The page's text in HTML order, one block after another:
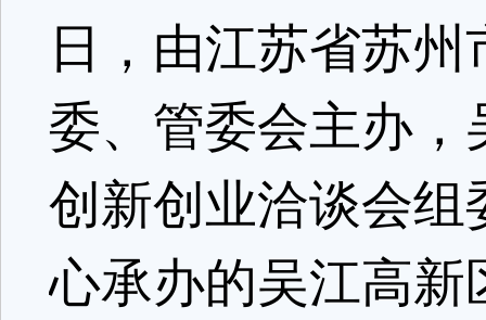
日，由江苏省苏
委、管委会主办
创新创业洽谈会
心承办的吴江高